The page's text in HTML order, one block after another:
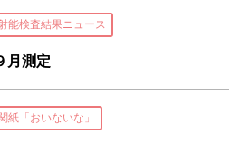
能検査結果ニュース
月測定
紙「おいないな」